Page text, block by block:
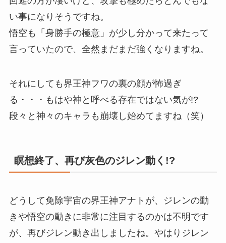
い事になりそうですね。
悟空も「身勝手の極意」が少し分かって来たって
言っていたので、全然まだまだ強くなりますね。
それにしても界王神フワの裏の顔が怖過ぎ
る・・・もはや神と呼べる存在ではない気が!?
段々と神々のキャラも崩壊し始めてますね（笑）
瞑想終了、再び灰色のジレン動く!?
どうして免除宇宙の界王神アナトが、ジレンの動
きや悟空の動きに非常に注目するのかは不明です
が、再びジレン動き出しましたね。やはりジレン